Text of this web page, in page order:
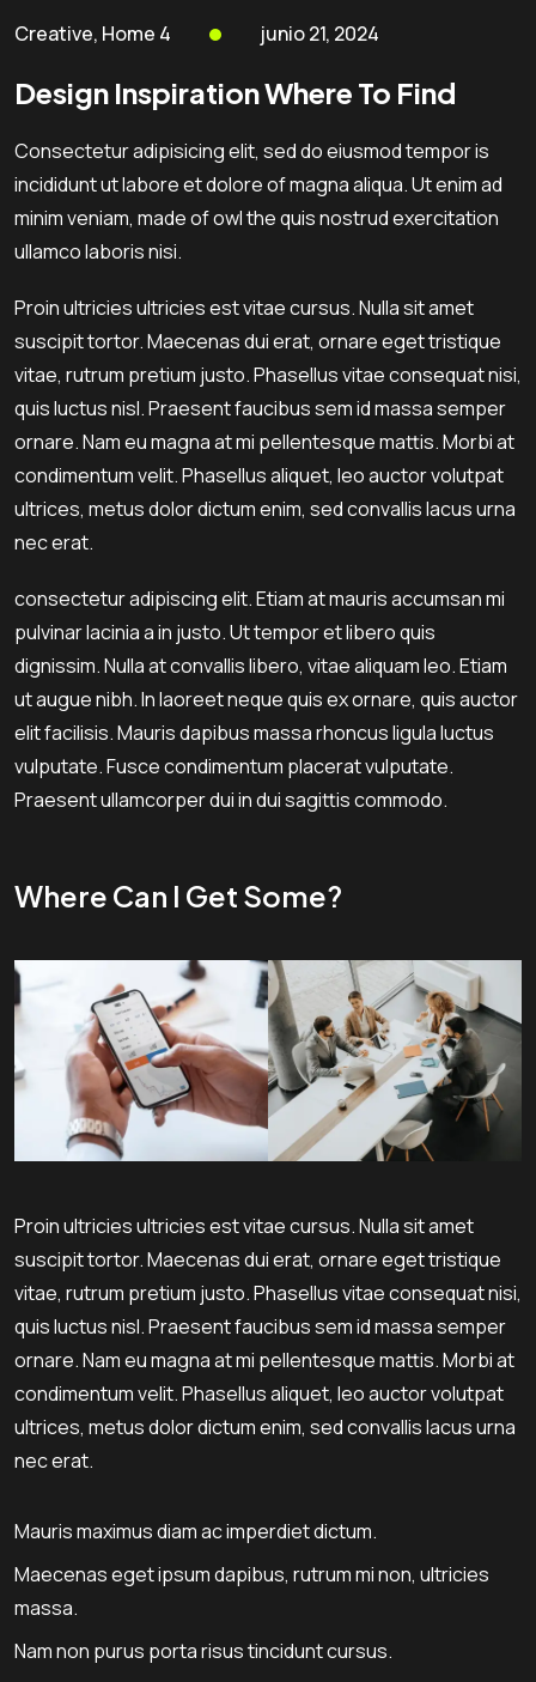
Creative, Home 4 junio 21, 2024
Design Inspiration Where To Find
Consectetur adipisicing elit, sed do eiusmod tempor is
incididunt ut labore et dolore of magna aliqua. Ut enim ad
minim veniam, made of owl the quis nostrud exercitation
ullamco laboris nisi.
Proin ultricies ultricies est vitae cursus. Nulla sit amet
suscipit tortor. Maecenas dui erat, ornare eget tristique
vitae, rutrum pretium justo. Phasellus vitae consequat nisi,
quis luctus nisl. Praesent faucibus sem id massa semper
ornare. Nam eu magna at mi pellentesque mattis. Morbi at
condimentum velit. Phasellus aliquet, leo auctor volutpat
ultrices, metus dolor dictum enim, sed convallis lacus urna
nec erat.
consectetur adipiscing elit. Etiam at mauris accumsan mi
pulvinar lacinia a in justo. Ut tempor et libero quis
dignissim. Nulla at convallis libero, vitae aliquam leo. Etiam
ut augue nibh. In laoreet neque quis ex ornare, quis auctor
elit facilisis. Mauris dapibus massa rhoncus ligula luctus
vulputate. Fusce condimentum placerat vulputate.
Praesent ullamcorper dui in dui sagittis commodo.
Where Can I Get Some?
Proin ultricies ultricies est vitae cursus. Nulla sit amet
suscipit tortor. Maecenas dui erat, ornare eget tristique
vitae, rutrum pretium justo. Phasellus vitae consequat nisi,
quis luctus nisl. Praesent faucibus sem id massa semper
ornare. Nam eu magna at mi pellentesque mattis. Morbi at
condimentum velit. Phasellus aliquet, leo auctor volutpat
ultrices, metus dolor dictum enim, sed convallis lacus urna
nec erat.
Mauris maximus diam ac imperdiet dictum.
Maecenas eget ipsum dapibus, rutrum mi non, ultricies
massa.
Nam non purus porta risus tincidunt cursus.